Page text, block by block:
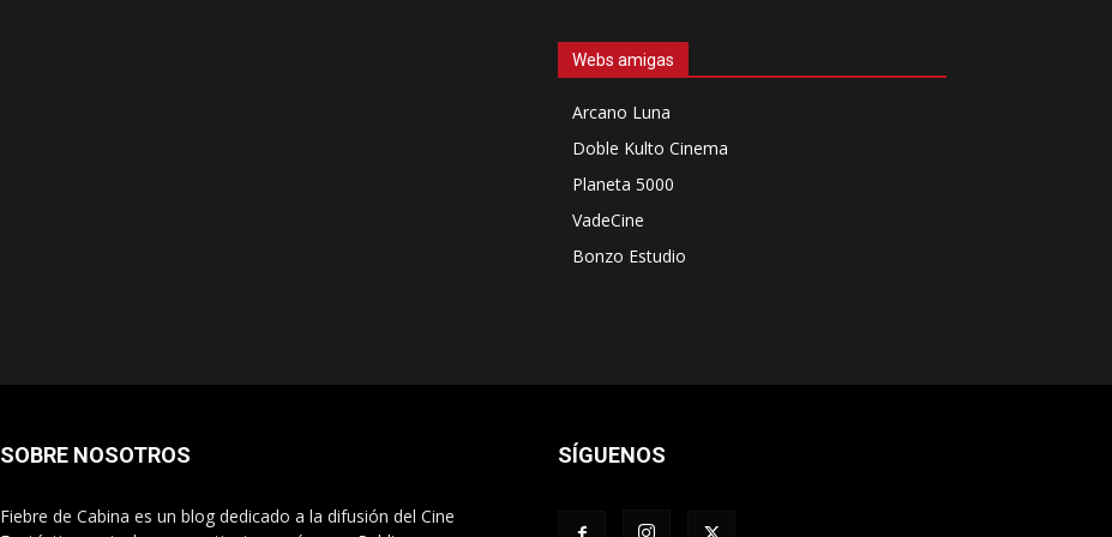
Webs amigas
Arcano Luna
Doble Kulto Cinema
Planeta 5000
VadeCine
Bonzo Estudio
SOBRE NOSOTROS
Fiebre de Cabina es un blog dedicado a la difusión del Cine
SÍGUENOS